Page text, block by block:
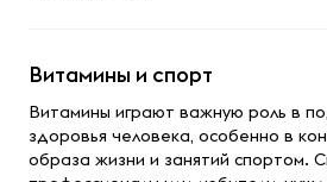
Витамины и спорт
Витамины играют важную роль в
здоровья человека, особенно в
образа жизни и занятий спортом.